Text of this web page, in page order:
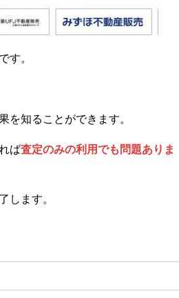
す。
を知ることができます。
ば査定のみの利用でも問題ありま
します。